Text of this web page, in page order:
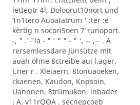
ietIegtr 4l, Doloorut10nort und
1n1tero Auoatatrum ' :ter :e
kèrtig n socori5oen 7'runoport.
-, " .'-'la - " ' " " - " ', -- ,-- . A
rersemlessdare Jünsütze mit
auah ohne 8ctreibe aui l.ager.
t.ner r . Xleiaern, 8tonuaoeken,
ckaenen, Kaudon, Knpsoin,
Uannnen, 8trümukon. lnbader
: A. v11rQOA . secnepcoeb